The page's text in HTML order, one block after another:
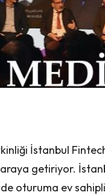
İstanbul Fintech
getiriyor.
oturuma ev